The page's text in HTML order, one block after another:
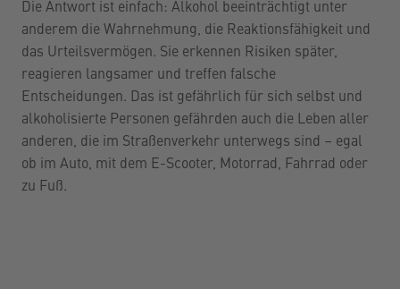
Die Antwort ist einfach: Alkohol beeinträchtigt unter
anderem die Wahrnehmung, die Reaktionsfähigkeit und
das Urteilsvermögen. Sie erkennen Risiken später,
reagieren langsamer und treffen falsche
Entscheidungen. Das ist gefährlich für sich selbst und
alkoholisierte Personen gefährden auch die Leben aller
anderen, die im Straßenverkehr unterwegs sind – egal
ob im Auto, mit dem E-Scooter, Motorrad, Fahrrad oder
zu Fuß.